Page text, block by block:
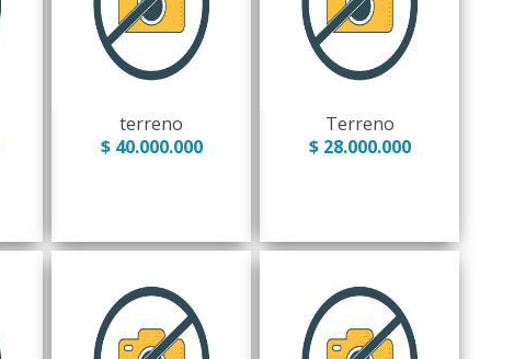
terreno
$ 40.000.000
Terreno
$ 28.000.000